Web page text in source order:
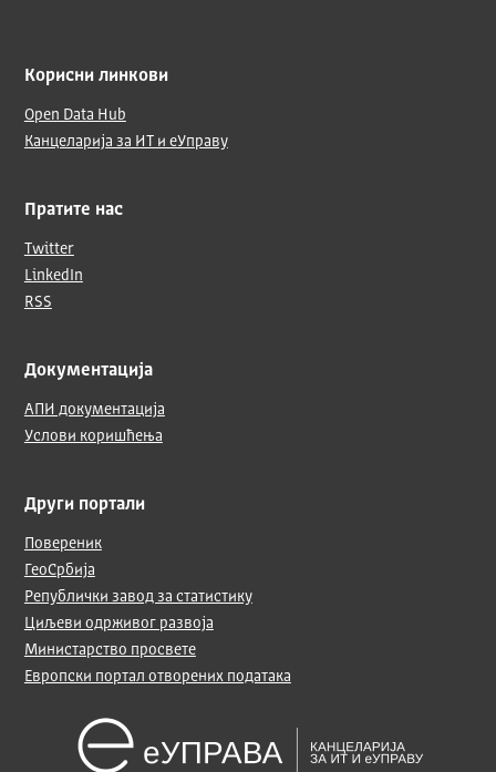
Корисни линкови
Open Data Hub
Канцеларија за ИТ и еУправу
Пратите нас
Twitter
LinkedIn
RSS
Документација
АПИ документација
Услови коришћења
Други портали
Повереник
ГеоСрбија
Републички завод за статистику
Циљеви одрживог развоја
Министарство просвете
Европски портал отворених података